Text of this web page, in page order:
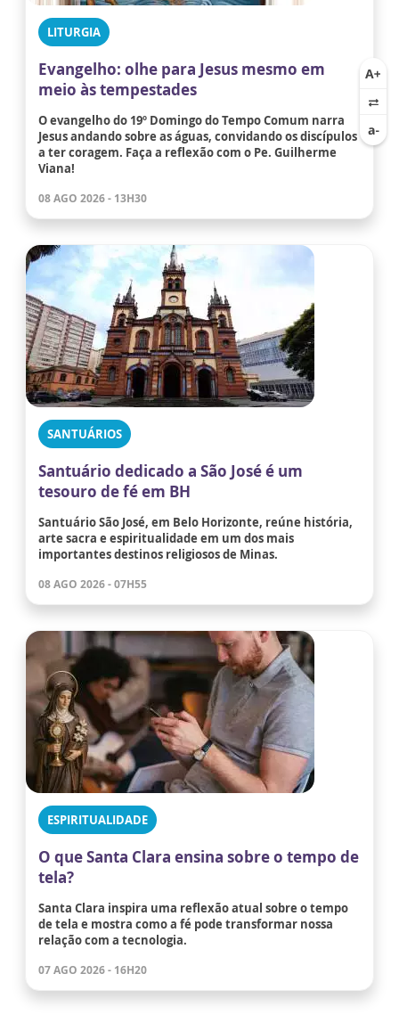
LITURGIA
Evangelho: olhe para Jesus mesmo em
meio às tempestades
O evangelho do 19º Domingo do Tempo Comum narra
Jesus andando sobre as águas, convidando os discípulos
a ter coragem. Faça a reflexão com o Pe. Guilherme
Viana!
08 AGO 2026 - 13H30
SANTUÁRIOS
Santuário dedicado a São José é um
tesouro de fé em BH
Santuário São José, em Belo Horizonte, reúne história,
arte sacra e espiritualidade em um dos mais
importantes destinos religiosos de Minas.
08 AGO 2026 - 07H55
ESPIRITUALIDADE
O que Santa Clara ensina sobre o tempo de
tela?
Santa Clara inspira uma reflexão atual sobre o tempo
de tela e mostra como a fé pode transformar nossa
relação com a tecnologia.
07 AGO 2026 - 16H20